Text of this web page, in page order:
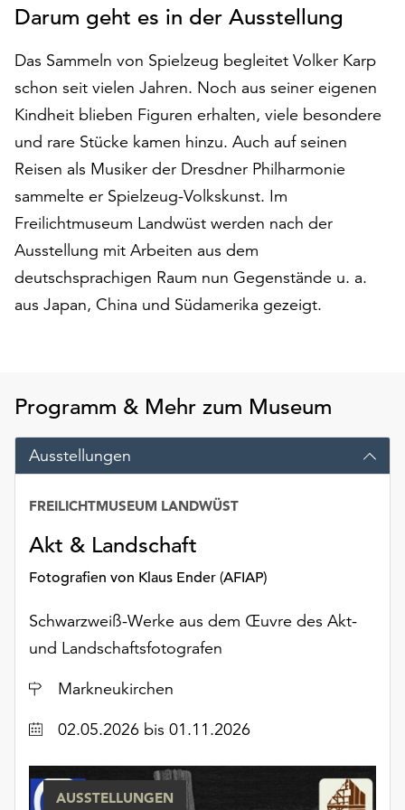
auf
akzeptieren“,
um
Cookies
zu
akzeptieren.
können
Ihr
Einverständnis
jederzeit
ändern
und
am
Ende
der
Seite
die
Schaltfläche
„Cookie-
Einstellungen“
zur
Funktionale
Cookies
auch
Ihr
weiterhin
ausgeführt.
Darum geht es in der Ausstellung
Das Sammeln von Spielzeug begleitet Volker Karp
schon seit vielen Jahren. Noch aus seiner eigenen
Kindheit blieben Figuren erhalten, viele besondere
und rare Stücke kamen hinzu. Auch auf seinen
Reisen als Musiker der Dresdner Philharmonie
sammelte er Spielzeug-Volkskunst. Im
Freilichtmuseum Landwüst werden nach der
Ausstellung mit Arbeiten aus dem
deutschsprachigen Raum nun Gegenstände u. a.
aus Japan, China und Südamerika gezeigt.
Programm & Mehr zum Museum
Ausstellungen
Akt & Landschaft
Fotografien von Klaus Ender (AFIAP)
FREILICHTMUSEUM LANDWÜST
Schwarzweiß-Werke aus dem Œuvre des Akt-
und Landschaftsfotografen
Ort
Markneukirchen
Datum02.05.2026 bis 01.11.2026
AUSSTELLUNGEN